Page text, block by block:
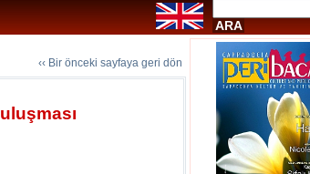
‹‹ Bir önceki sayfaya geri dön